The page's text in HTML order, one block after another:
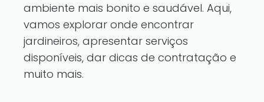
ambiente mais bonito e saudável. Aqui,
vamos explorar onde encontrar
jardineiros, apresentar serviços
disponíveis, dar dicas de contratação e
muito mais.